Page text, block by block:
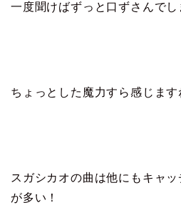
一度聞けばずっと口ずさんでし
ちょっとした魔力すら感じます
スガシカオの曲は他にもキャ
が多い！